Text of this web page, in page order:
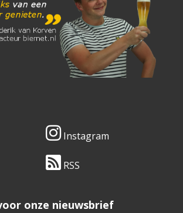
Instagram
RSS
onze nieuwsbrief